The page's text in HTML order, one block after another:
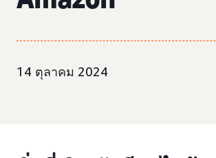
14 ตุลาคม 2024